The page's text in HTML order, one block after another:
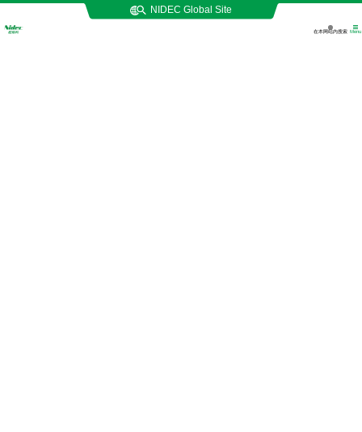
NIDEC Global Site
在本网站内搜索 Menu